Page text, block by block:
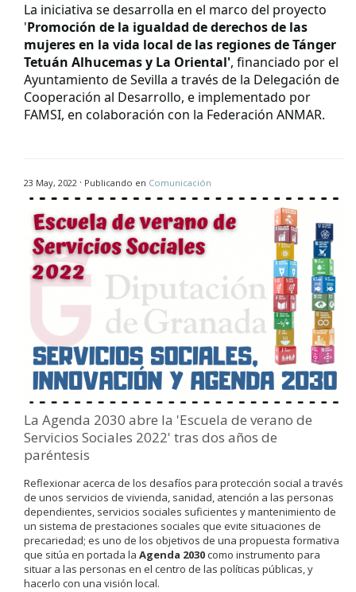
La iniciativa se desarrolla en el marco del proyecto
'Promoción de la igualdad de derechos de las
mujeres en la vida local de las regiones de Tánger
Tetuán Alhucemas y La Oriental', financiado por el
Ayuntamiento de Sevilla a través de la Delegación de
Cooperación al Desarrollo, e implementado por
FAMSI, en colaboración con la Federación ANMAR.
23 May, 2022 · Publicando en Comunicación
La Agenda 2030 abre la 'Escuela de verano de
Servicios Sociales 2022' tras dos años de
paréntesis
Reflexionar acerca de los desafíos para protección social a través
de unos servicios de vivienda, sanidad, atención a las personas
dependientes, servicios sociales suficientes y mantenimiento de
un sistema de prestaciones sociales que evite situaciones de
precariedad; es uno de los objetivos de una propuesta formativa
que sitúa en portada la Agenda 2030como instrumento para
situar a las personas en el centro de las políticas públicas, y
hacerlo con una visión local.